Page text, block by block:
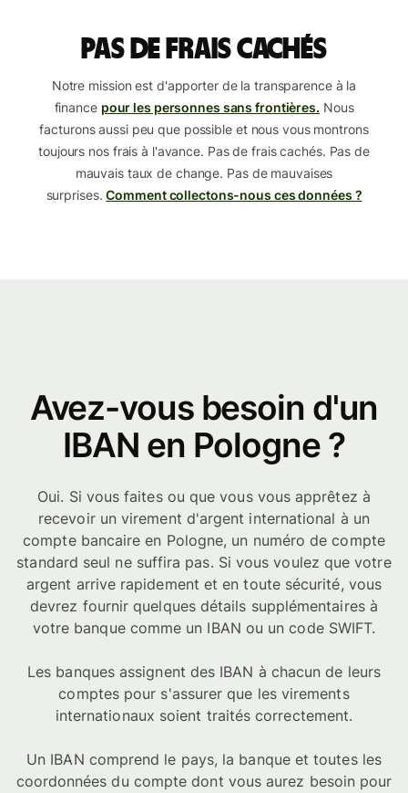
Pas de frais cachés
Notre mission est d'apporter de la transparence à la
finance pour les personnes sans frontières. Nous
facturons aussi peu que possible et nous vous montrons
toujours nos frais à l'avance. Pas de frais cachés. Pas de
mauvais taux de change. Pas de mauvaises
surprises. Comment collectons-nous ces données ?
Avez-vous besoin d'un
IBAN en Pologne ?
Oui. Si vous faites ou que vous vous apprêtez à
recevoir un virement d'argent international à un
compte bancaire en Pologne, un numéro de compte
standard seul ne suffira pas. Si vous voulez que votre
argent arrive rapidement et en toute sécurité, vous
devrez fournir quelques détails supplémentaires à
votre banque comme un IBAN ou un code SWIFT.
Les banques assignent des IBAN à chacun de leurs
comptes pour s'assurer que les virements
internationaux soient traités correctement.
Un IBAN comprend le pays, la banque et toutes les
coordonnées du compte dont vous aurez besoin pour